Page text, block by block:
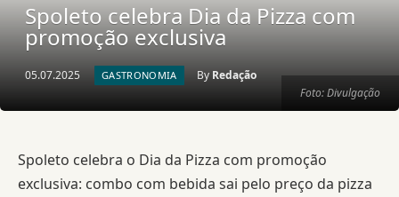
Foto: Divulgação
Spoleto celebra Dia da Pizza com
promoção exclusiva
05.07.2025 GASTRONOMIA By Redação
Spoleto celebra o Dia da Pizza com promoção
exclusiva: combo com bebida sai pelo preço da pizza